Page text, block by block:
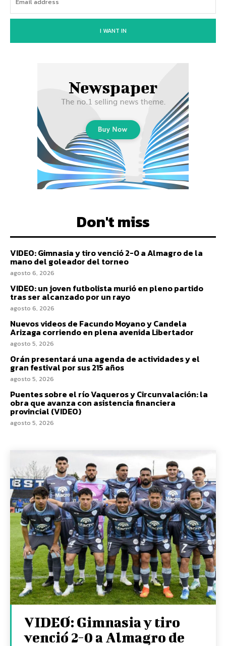
I WANT IN
Don't miss
VIDEO: Gimnasia y tiro venció 2-0 a Almagro de la
mano del goleador del torneo
agosto 6, 2026
VIDEO: un joven futbolista murió en pleno partido
tras ser alcanzado por un rayo
agosto 6, 2026
Nuevos videos de Facundo Moyano y Candela
Arizaga corriendo en plena avenida Libertador
agosto 5, 2026
Orán presentará una agenda de actividades y el
gran festival por sus 215 años
agosto 5, 2026
Puentes sobre el río Vaqueros y Circunvalación: la
obra que avanza con asistencia financiera
provincial (VIDEO)
agosto 5, 2026
VIDEO: Gimnasia y tiro
venció 2-0 a Almagro de